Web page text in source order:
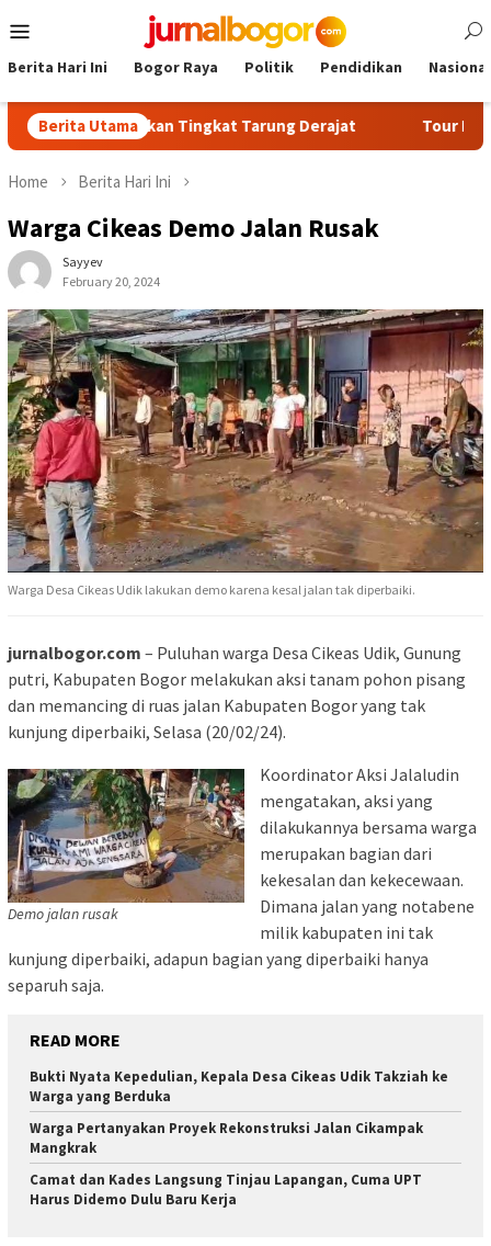
to
Menu
Berita Hari Ini Bogor Raya Politik Pendidikan Nasional
Berita Utama
Kenaikan Tingkat Tarung Derajat Tour Malasari
Home Berita Hari Ini
Warga Cikeas Demo Jalan Rusak
Sayyev
February 20, 2024
Warga Desa Cikeas Udik lakukan demo karena kesal jalan tak diperbaiki.
jurnalbogor.com – Puluhan warga Desa Cikeas Udik, Gunung
putri, Kabupaten Bogor melakukan aksi tanam pohon pisang
dan memancing di ruas jalan Kabupaten Bogor yang tak
kunjung diperbaiki, Selasa (20/02/24).
Demo jalan rusak
Koordinator Aksi Jalaludin
mengatakan, aksi yang
dilakukannya bersama warga
merupakan bagian dari
kekesalan dan kekecewaan.
Dimana jalan yang notabene
milik kabupaten ini tak
kunjung diperbaiki, adapun bagian yang diperbaiki hanya
separuh saja.
READ MORE
Bukti Nyata Kepedulian, Kepala Desa Cikeas Udik Takziah ke
Warga yang Berduka
Warga Pertanyakan Proyek Rekonstruksi Jalan Cikampak
Mangkrak
Camat dan Kades Langsung Tinjau Lapangan, Cuma UPT
Harus Didemo Dulu Baru Kerja